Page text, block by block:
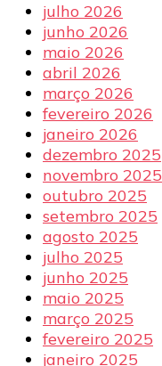
julho 2026
junho 2026
maio 2026
abril 2026
março 2026
fevereiro 2026
janeiro 2026
dezembro 2025
novembro 2025
outubro 2025
setembro 2025
agosto 2025
julho 2025
junho 2025
maio 2025
março 2025
fevereiro 2025
janeiro 2025